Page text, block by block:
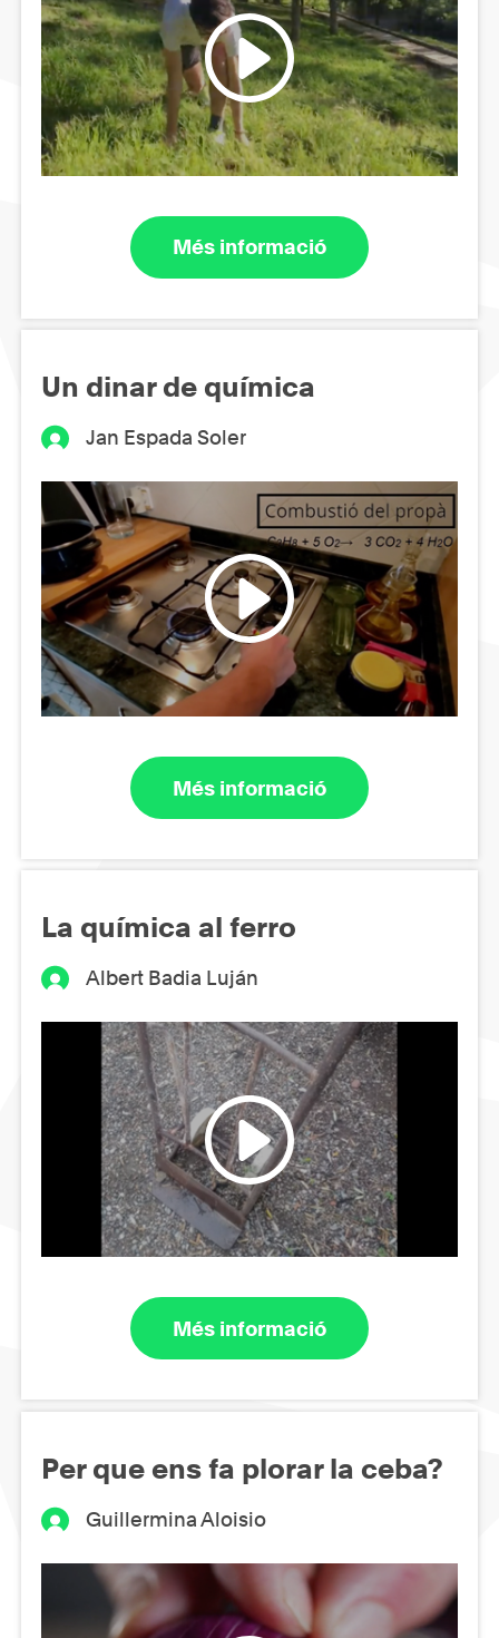
Més informació
Un dinar de química
Jan Espada Soler
Més informació
La química al ferro
Albert Badia Luján
Més informació
Per que ens fa plorar la ceba?
Guillermina Aloisio